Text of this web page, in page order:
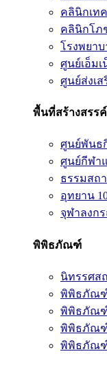
คลินิกเท
คลินิกโภ
โรงพยา
ศูนย์เอ็มเ
ศูนย์ส่งเ
พื้นที่สร้างสรรค์
ศูนย์พันธ
ศูนย์กีฬา
ธรรมสถ
อุทยาน
จุฬาลงก
พิพิธภัณฑ์
นิทรรศส
พิพิธภัณ
พิพิธภัณฑ์
พิพิธภัณ
พิพิธภัณ